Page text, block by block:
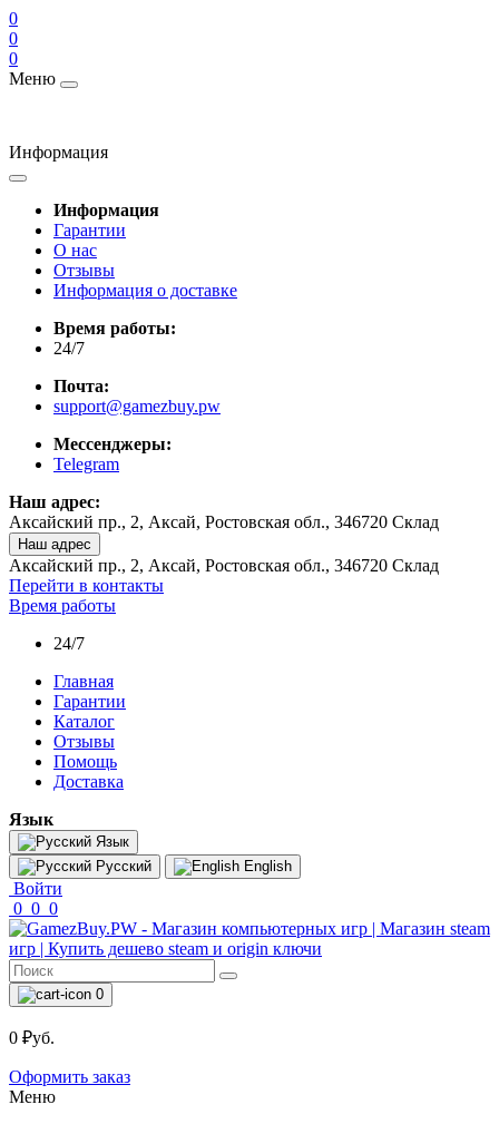
0
0
0
Меню
Информация
Информация
Гарантии
О нас
Отзывы
Информация о доставке
Время работы:
24/7
Почта:
support@gamezbuy.pw
Мессенджеры:
Telegram
Наш адрес:
Аксайский пр., 2, Аксай, Ростовская обл., 346720 Склад
Наш адрес
Аксайский пр., 2, Аксай, Ростовская обл., 346720 Склад
Перейти в контакты
Время работы
24/7
Главная
Гарантии
Каталог
Отзывы
Помощь
Доставка
Язык
Язык
Русский
English
Войти
0 0 0
0
0 ₽уб.
Оформить заказ
Меню